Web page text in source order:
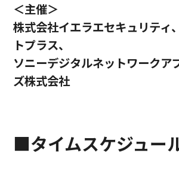
＜主催＞
株式会社イエラエセキュリティ
トプラス、
ソニーデジタルネットワークア
ズ株式会社
■タイムスケジュー